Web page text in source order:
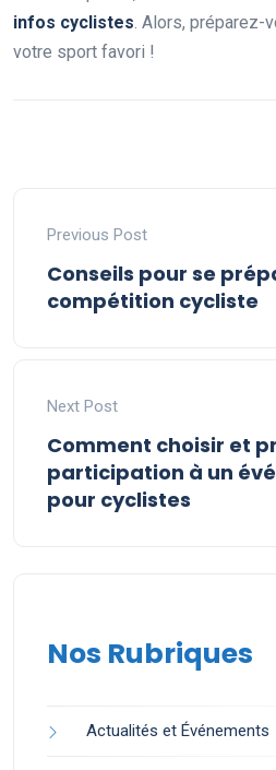
infos cyclistes. Alors, préparez-
votre sport favori !
Previous Post
Conseils pour se
compétition cycliste
Next Post
Comment choisir et
participation à un
pour cyclistes
Nos Rubriques
Actualités et Événements